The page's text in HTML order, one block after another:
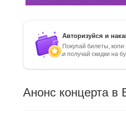
Авторизуйся и
Покупай билеты,
и получай скидки на
Анонс концерта в